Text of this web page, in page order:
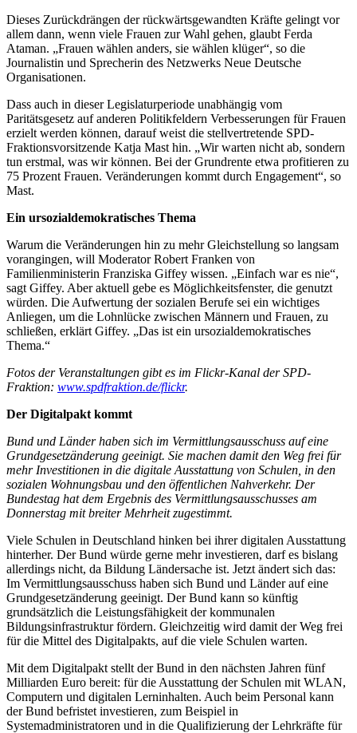
Dieses Zurückdrängen der rückwärtsgewandten Kräfte gelingt vor
allem dann, wenn viele Frauen zur Wahl gehen, glaubt Ferda
Ataman. „Frauen wählen anders, sie wählen klüger“, so die
Journalistin und Sprecherin des Netzwerks Neue Deutsche
Organisationen.
Dass auch in dieser Legislaturperiode unabhängig vom
Paritätsgesetz auf anderen Politikfeldern Verbesserungen für Frauen
erzielt werden können, darauf weist die stellvertretende SPD-
Fraktionsvorsitzende Katja Mast hin. „Wir warten nicht ab, sondern
tun erstmal, was wir können. Bei der Grundrente etwa profitieren zu
75 Prozent Frauen. Veränderungen kommt durch Engagement“, so
Mast.
Ein ursozialdemokratisches Thema
Warum die Veränderungen hin zu mehr Gleichstellung so langsam
vorangingen, will Moderator Robert Franken von
Familienministerin Franziska Giffey wissen. „Einfach war es nie“,
sagt Giffey. Aber aktuell gebe es Möglichkeitsfenster, die genutzt
würden. Die Aufwertung der sozialen Berufe sei ein wichtiges
Anliegen, um die Lohnlücke zwischen Männern und Frauen, zu
schließen, erklärt Giffey. „Das ist ein ursozialdemokratisches
Thema.“
Fotos der Veranstaltungen gibt es im Flickr-Kanal der SPD-
Fraktion: www.spdfraktion.de/flickr.
Der Digitalpakt kommt
Bund und Länder haben sich im Vermittlungsausschuss auf eine
Grundgesetzänderung geeinigt. Sie machen damit den Weg frei für
mehr Investitionen in die digitale Ausstattung von Schulen, in den
sozialen Wohnungsbau und den öffentlichen Nahverkehr. Der
Bundestag hat dem Ergebnis des Vermittlungsausschusses am
Donnerstag mit breiter Mehrheit zugestimmt.
Viele Schulen in Deutschland hinken bei ihrer digitalen Ausstattung
hinterher. Der Bund würde gerne mehr investieren, darf es bislang
allerdings nicht, da Bildung Ländersache ist. Jetzt ändert sich das:
Im Vermittlungsausschuss haben sich Bund und Länder auf eine
Grundgesetzänderung geeinigt. Der Bund kann so künftig
grundsätzlich die Leistungsfähigkeit der kommunalen
Bildungsinfrastruktur fördern. Gleichzeitig wird damit der Weg frei
für die Mittel des Digitalpakts, auf die viele Schulen warten.
Mit dem Digitalpakt stellt der Bund in den nächsten Jahren fünf
Milliarden Euro bereit: für die Ausstattung der Schulen mit WLAN,
Computern und digitalen Lerninhalten. Auch beim Personal kann
der Bund befristet investieren, zum Beispiel in
Systemadministratoren und in die Qualifizierung der Lehrkräfte für